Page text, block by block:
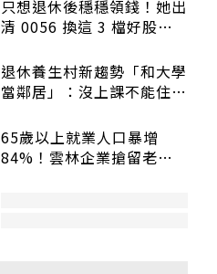
只想退休後穩穩領錢！她出
清 0056 換這 3 檔好股：
退休養生村新趨勢「和大學
當鄰居」：沒上課不能住、
65歲以上就業人口暴增
84%！雲林企業搶留老員